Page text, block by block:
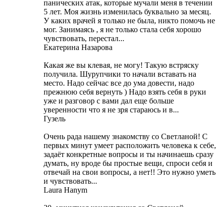
панических атак, которые мучали меня в течении
5 лет. Моя жизнь изменилась буквально за месяц.
У каких врачей я только не была, никто помочь не
мог. Занимаясь , я не только стала себя хорошо
чувствовать, перестал...
Екатерина Назарова
Какая же вы клевая, не могу! Такую встряску
получила. Шурупчики то начали вставать на
место. Надо сейчас все до ума довести, надо
прежнюю себя вернуть ) Надо взять себя в руки
уже и разговор с вами дал еще больше
уверенности что я не зря стараюсь и в...
Гузель
Очень рада нашему знакомству со Светланой! С
первых минут умеет расположить человека к себе,
задаёт конкретные вопросы и ты начинаешь сразу
думать, ну вроде бы простые вещи, спроси себя и
отвечай на свои вопросы, а нет!! Это нужно уметь
и чувствовать...
Laura Hanym